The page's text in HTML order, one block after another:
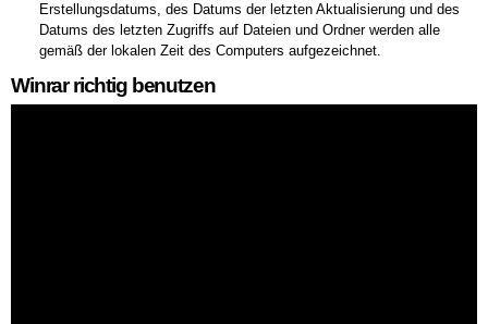
Erstellungsdatums, des Datums der letzten Aktualisierung und des
Datums des letzten Zugriffs auf Dateien und Ordner werden alle
gemäß der lokalen Zeit des Computers aufgezeichnet.
Winrar richtig benutzen